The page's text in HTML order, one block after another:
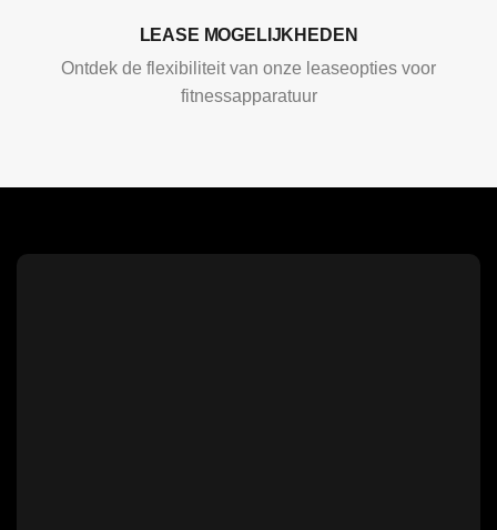
LEASE MOGELIJKHEDEN
Ontdek de flexibiliteit van onze leaseopties voor
fitnessapparatuur